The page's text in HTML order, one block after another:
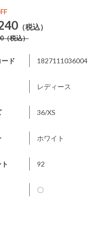
（税込）
（税込）
ド 1827111036004
レディース
36/XS
ホワイト
92
〇